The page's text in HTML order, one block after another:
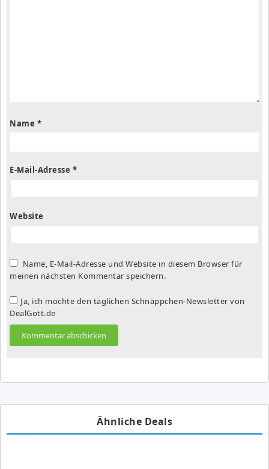
Name *
E-Mail-Adresse *
Website
Name, E-Mail-Adresse und Website in diesem Browser für
meinen nächsten Kommentar speichern.
Ja, ich möchte den täglichen Schnäppchen-Newsletter von
DealGott.de
Ähnliche Deals